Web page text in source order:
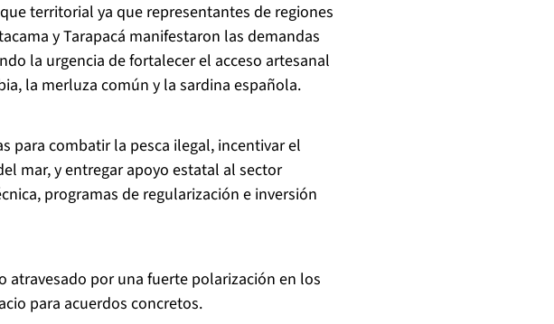
territorial ya que representantes de regiones
y Tarapacá manifestaron las demandas
la urgencia de fortalecer el acceso artesanal
la merluza común y la sardina española.
para combatir la pesca ilegal, incentivar el
mar, y entregar apoyo estatal al sector
programas de regularización e inversión
atravesado por una fuerte polarización en los
para acuerdos concretos.